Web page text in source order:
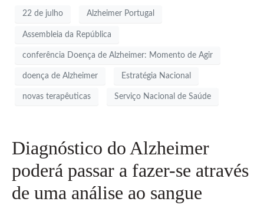
22 de julho Alzheimer Portugal
Assembleia da República
conferência Doença de Alzheimer: Momento de Agir
doença de Alzheimer Estratégia Nacional
novas terapêuticas Serviço Nacional de Saúde
Diagnóstico do Alzheimer
poderá passar a fazer-se através
de uma análise ao sangue